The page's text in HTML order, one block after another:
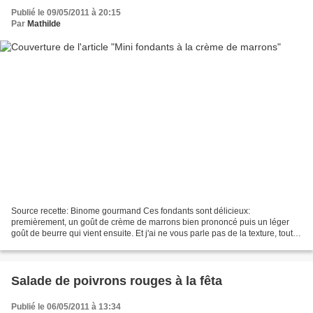
Publié le 09/05/2011 à 20:15
Par Mathilde
Source recette: Binome gourmand Ces fondants sont délicieux:
premièrement, un goût de crème de marrons bien prononcé puis un léger
goût de beurre qui vient ensuite. Et j'ai ne vous parle pas de la texture, tout
Salade de poivrons rouges à la fêta
Publié le 06/05/2011 à 13:34